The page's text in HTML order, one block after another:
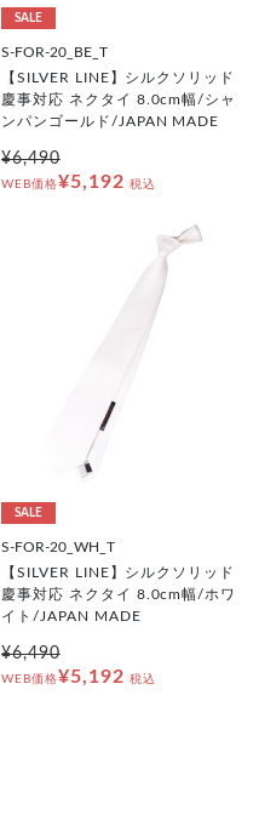
SALE
S-FOR-20_BE_T
【SILVER LINE】シルクソリッド
慶事対応 ネクタイ 8.0cm幅/シャ
ンパンゴールド/JAPAN MADE
¥6,490
WEB価格¥5,192 税込
SALE
S-FOR-20_WH_T
【SILVER LINE】シルクソリッド
慶事対応 ネクタイ 8.0cm幅/ホワ
イト/JAPAN MADE
¥6,490
WEB価格¥5,192 税込